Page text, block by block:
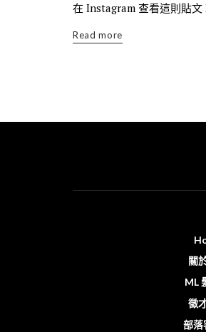
在 Instagram 查看這則貼文
Read more
關
ML
徵
部落